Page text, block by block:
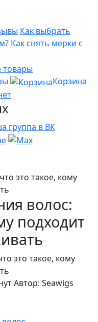
Как выбрать
Как снять мерки с
Корзина
это такое, кому
волос:
подходит
Автор: Seawigs